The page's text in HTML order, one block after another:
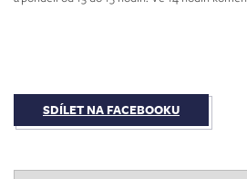
SDÍLET NA FACEBOOKU